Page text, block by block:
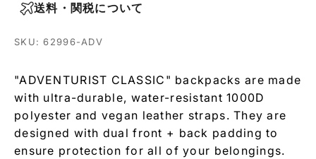
送料・関税について
SKU: 62996-ADV
"ADVENTURIST CLASSIC" backpacks are made
with ultra-durable, water-resistant 1000D
polyester and vegan leather straps. They are
designed with dual front + back padding to
ensure protection for all of your belongings.